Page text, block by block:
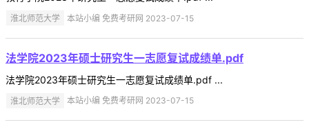
淮北师范大学 本站小编 免费考研网 2023-07-15
法学院2023年硕士研究生一志愿复试成绩单.pdf
法学院2023年硕士研究生一志愿复试成绩单.pdf ...
淮北师范大学 本站小编 免费考研网 2023-07-15